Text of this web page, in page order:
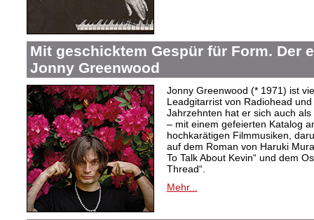
Mit geschicktem Gespür für Form. Der
Jonny Greenwood
Jonny Greenwood (* 1971) ist
Leadgitarrist von Radiohead
Jahrzehnten hat er sich auch
– mit einem gefeierten Katalog
hochkarätigen Filmmusiken,
auf dem Roman von Haruki
To Talk About Kevin“ und dem
Thread“.
Mehr...